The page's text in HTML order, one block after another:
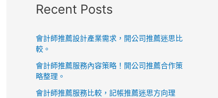
Recent Posts
會計師推薦設計產業需求，開公司推薦迷思比
較。
會計師推薦服務內容策略！開公司推薦合作策
略整理。
會計師推薦服務比較，記帳推薦迷思方向理